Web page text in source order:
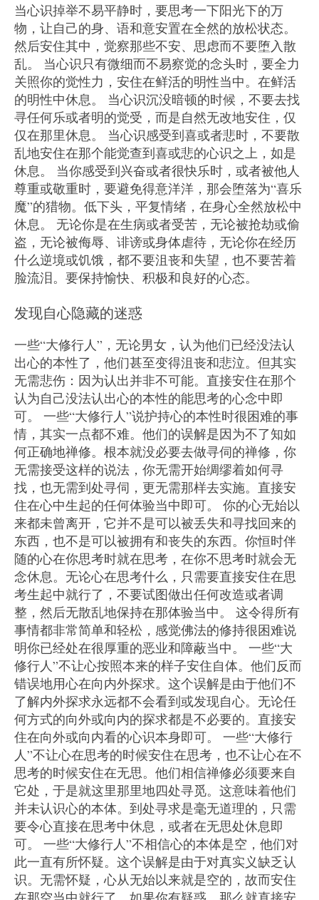
当心识掉举不易平静时，要思考一下阳光下的万
物，让自己的身、语和意安置在全然的放松状态。
然后安住其中，觉察那些不安、思虑而不要堕入散
乱。 当心识只有微细而不易察觉的念头时，要全力
关照你的觉性力，安住在鲜活的明性当中。在鲜活
的明性中休息。 当心识沉没暗顿的时候，不要去找
寻任何乐或者明的觉受，而是自然无改地安住，仅
仅在那里休息。 当心识感受到喜或者悲时，不要散
乱地安住在那个能觉查到喜或悲的心识之上，如是
休息。 当你感受到兴奋或者很快乐时，或者被他人
尊重或敬重时，要避免得意洋洋，那会堕落为“喜乐
魔”的猎物。低下头，平复情绪，在身心全然放松中
休息。 无论你是在生病或者受苦，无论被抢劫或偷
盗，无论被侮辱、诽谤或身体虐待，无论你在经历
什么逆境或饥饿，都不要沮丧和失望，也不要苦着
脸流泪。要保持愉快、积极和良好的心态。
发现自心隐藏的迷惑
一些“大修行人”，无论男女，认为他们已经没法认
出心的本性了，他们甚至变得沮丧和悲泣。但其实
无需悲伤：因为认出并非不可能。直接安住在那个
认为自己没法认出心的本性的能思考的心念中即
可。 一些“大修行人”说护持心的本性时很困难的事
情，其实一点都不难。他们的误解是因为不了知如
何正确地禅修。根本就没必要去做寻伺的禅修，你
无需接受这样的说法，你无需开始绸缪着如何寻
找，也无需到处寻伺，更无需那样去实施。直接安
住在心中生起的任何体验当中即可。 你的心无始以
来都未曾离开，它并不是可以被丢失和寻找回来的
东西，也不是可以被拥有和丧失的东西。你恒时伴
随的心在你思考时就在思考，在你不思考时就会无
念休息。无论心在思考什么，只需要直接安住在思
考生起中就行了，不要试图做出任何改造或者调
整，然后无散乱地保持在那体验当中。 这令得所有
事情都非常简单和轻松，感觉佛法的修持很困难说
明你已经处在很厚重的恶业和障蔽当中。 一些“大
修行人”不让心按照本来的样子安住自体。他们反而
错误地用心在向内外探求。这个误解是由于他们不
了解内外探求永远都不会看到或发现自心。无论任
何方式的向外或向内的探求都是不必要的。直接安
住在向外或向内看的心识本身即可。 一些“大修行
人”不让心在思考的时候安住在思考，也不让心在不
思考的时候安住在无思。他们相信禅修必须要来自
它处，于是就这里那里地四处寻觅。这意味着他们
并未认识心的本体。到处寻求是毫无道理的，只需
要令心直接在思考中休息，或者在无思处休息即
可。 一些“大修行人”不相信心的本体是空，他们对
此一直有所怀疑。这个误解是由于对真实义缺乏认
识。无需怀疑，心从无始以来就是空的，故而安住